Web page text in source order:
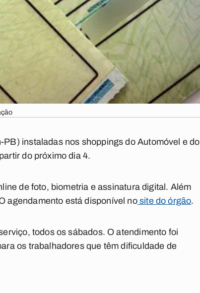
instaladas nos shoppings do Automóvel e do
do próximo dia 4.
de foto, biometria e assinatura digital. Além
agendamento está disponível nosite do órgão.
todos os sábados. O atendimento foi
os trabalhadores que têm dificuldade de